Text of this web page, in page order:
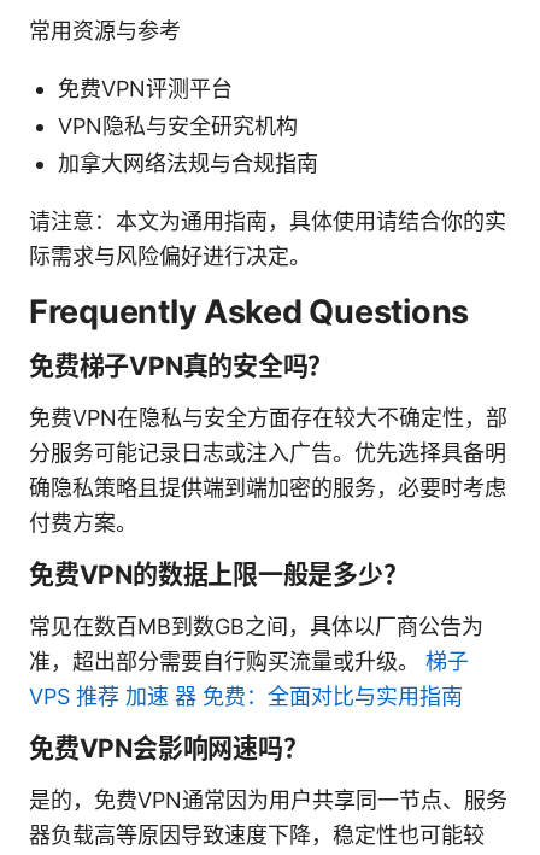
常用资源与参考
免费VPN评测平台
VPN隐私与安全研究机构
加拿大网络法规与合规指南
请注意：本文为通用指南，具体使用请结合你的实
际需求与风险偏好进行决定。
Frequently Asked Questions
免费梯子VPN真的安全吗？
免费VPN在隐私与安全方面存在较大不确定性，部
分服务可能记录日志或注入广告。优先选择具备明
确隐私策略且提供端到端加密的服务，必要时考虑
付费方案。
免费VPN的数据上限一般是多少？
常见在数百MB到数GB之间，具体以厂商公告为
准，超出部分需要自行购买流量或升级。 梯子
VPS 推荐 加速 器 免费：全面对比与实用指南
免费VPN会影响网速吗？
是的，免费VPN通常因为用户共享同一节点、服务
器负载高等原因导致速度下降，稳定性也可能较